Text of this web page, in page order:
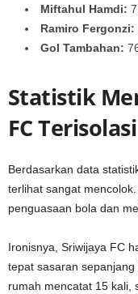
Miftahul Hamdi:
Ramiro Fergonzi:
Gol Tambahan:
Statistik
FC Terisolasi
Berdasarkan data
terlihat sangat
penguasaan bola dan
Ironisnya, Sriwijaya FC
tepat sasaran
rumah mencatat 15 kali,